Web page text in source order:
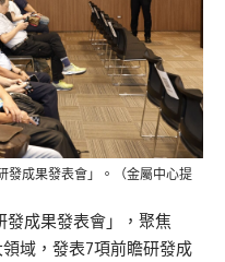
發成果發表會」。（金屬中心提
發成果發表會」，聚焦
域，發表7項前瞻研發成